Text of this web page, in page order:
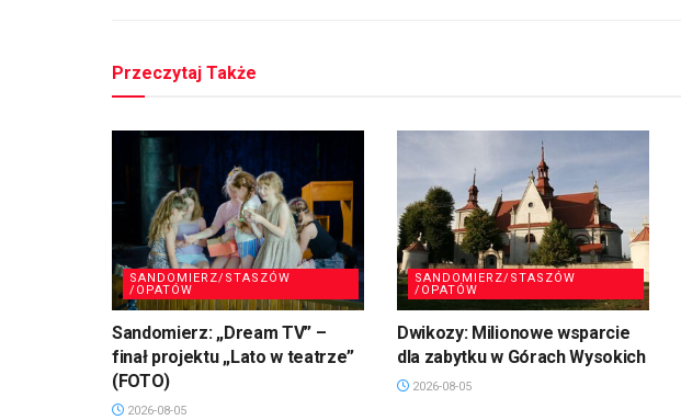
Przeczytaj Także
SANDOMIERZ/STASZÓW
/OPATÓW
Sandomierz: „Dream TV” –
finał projektu „Lato w teatrze”
(FOTO)
2026-08-05
SANDOMIERZ/STASZÓW
/OPATÓW
Dwikozy: Milionowe wsparcie
dla zabytku w Górach Wysokich
2026-08-05